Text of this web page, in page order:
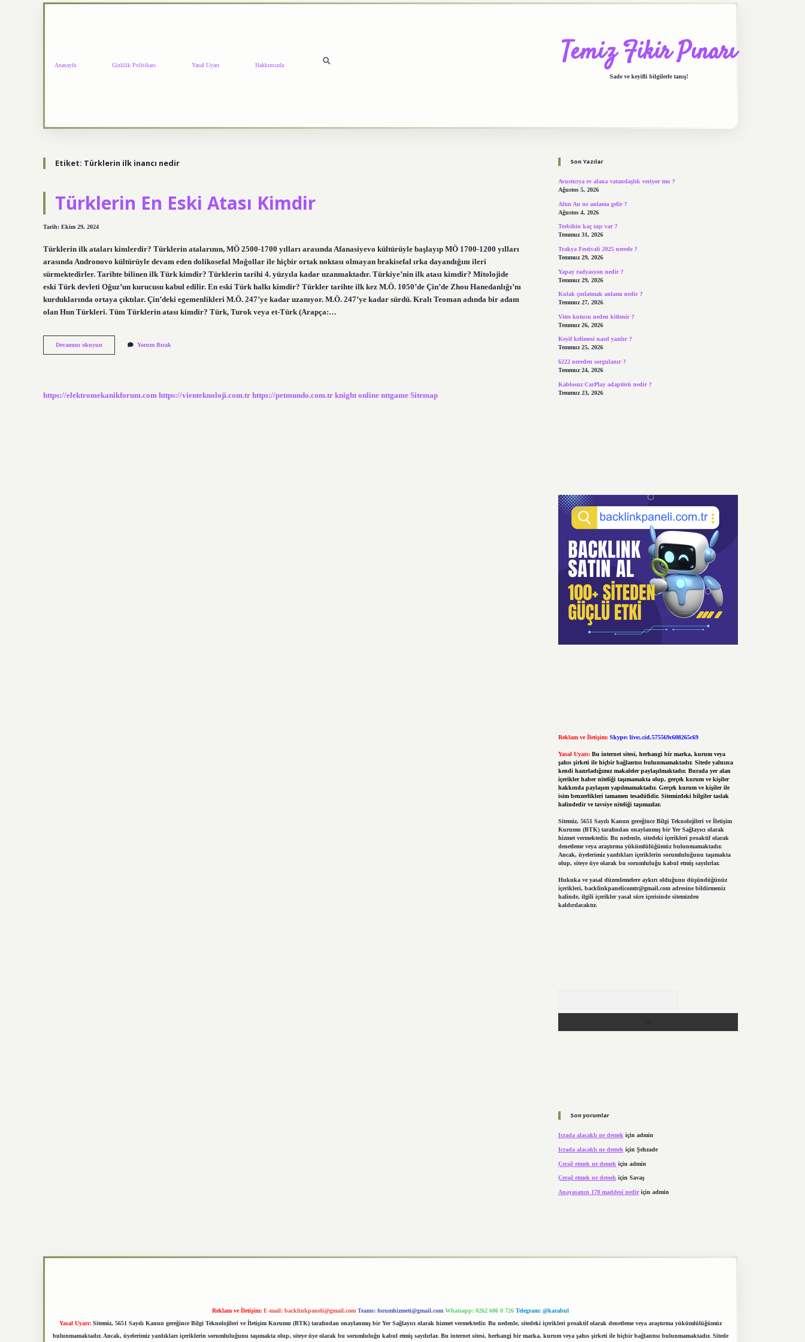
Anasayfa Gizlilik Politikası Yasal Uyarı Hakkımızda Temiz Fikir Pınarı
Sade ve keyifli bilgilerle tanış!
Etiket: Türklerin ilk inancı nedir
Türklerin En Eski Atası Kimdir
Tarih: Ekim 29, 2024
Türklerin ilk ataları kimlerdir? Türklerin atalarının, MÖ 2500-1700 yılları arasında Afanasiyevo kültürüyle başlayıp MÖ 1700-1200 yılları
arasında Andronovo kültürüyle devam eden dolikosefal Moğollar ile hiçbir ortak noktası olmayan brakisefal ırka dayandığını ileri
sürmektedirler. Tarihte bilinen ilk Türk kimdir? Türklerin tarihi 4. yüzyıla kadar uzanmaktadır. Türkiye’nin ilk atası kimdir? Mitolojide
eski Türk devleti Oğuz’un kurucusu kabul edilir. En eski Türk halkı kimdir? Türkler tarihte ilk kez M.Ö. 1050’de Çin’de Zhou Hanedanlığı’nı
kurduklarında ortaya çıktılar. Çin’deki egemenlikleri M.Ö. 247’ye kadar uzanıyor. M.Ö. 247’ye kadar sürdü. Kralı Teoman adında bir adam
olan Hun Türkleri. Tüm Türklerin atası kimdir? Türk, Turok veya et-Türk (Arapça:…
Devamını okuyun
En
Yorum Bırak
https://elektromekanikforum.com https://vienteknoloji.com.tr https://petmundo.com.tr knight online nttgame Sitemap
Son Yazılar
Avusturya ev alana vatandaşlık veriyor mu ?
Ağustos 5, 2026
Altın Au ne anlama gelir ?
Ağustos 4, 2026
Tesbihin kaç taşı var ?
Temmuz 31, 2026
Trakya Festivali 2025 nerede ?
Temmuz 29, 2026
Yapay radyasyon nedir ?
Temmuz 29, 2026
Kulak çınlatmak anlamı nedir ?
Temmuz 27, 2026
Vites kutusu neden kitlenir ?
Temmuz 26, 2026
Keyif kelimesi nasıl yazılır ?
Temmuz 25, 2026
6222 nereden sorgulanır ?
Temmuz 24, 2026
Kablosuz CarPlay adaptörü nedir ?
Temmuz 23, 2026
Reklam ve İletişim: Skype: live:.cid.575569c608265c69
Yasal Uyarı: Bu internet sitesi, herhangi bir marka, kurum veya
şahıs şirketi ile hiçbir bağlantısı bulunmamaktadır. Sitede yalnızca
kendi hazırladığımız makaleler paylaşılmaktadır. Burada yer alan
içerikler haber niteliği taşımamakta olup, gerçek kurum ve kişiler
hakkında paylaşım yapılmamaktadır. Gerçek kurum ve kişiler ile
isim benzerlikleri tamamen tesadüfidir. Sitemizdeki bilgiler taslak
halindedir ve tavsiye niteliği taşımazlar.
Sitemiz, 5651 Sayılı Kanun gereğince Bilgi Teknolojileri ve İletişim
Kurumu (BTK) tarafından onaylanmış bir Yer Sağlayıcı olarak
hizmet vermektedir. Bu nedenle, sitedeki içerikleri proaktif olarak
denetleme veya araştırma yükümlülüğümüz bulunmamaktadır.
Ancak, üyelerimiz yazdıkları içeriklerin sorumluluğunu taşımakta
olup, siteye üye olarak bu sorumluluğu kabul etmiş sayılırlar.
Hukuka ve yasal düzenlemelere aykırı olduğunu düşündüğünüz
içerikleri, backlinkpanelicomtr@gmail.comadresine bildirmeniz
halinde, ilgili içerikler yasal süre içerisinde sitemizden
kaldırılacaktır.
Son yorumlar
Icrada alacaklı ne demekiçin admin
Icrada alacaklı ne demek için Şehzade
Çerağ etmek ne demek için admin
Çerağ etmek ne demek için Savaş
Anayasanın 178 maddesi nediriçin admin
Reklam ve İletişim: E-mail: backlinkpaneli@gmail.com Teams: forumhizmeti@gmail.com Whatsapp: 0262 606 0 726 Telegram: @karabul
Yasal Uyarı: Sitemiz, 5651 Sayılı Kanun gereğince Bilgi Teknolojileri ve İletişim Kurumu (BTK) tarafından onaylanmış bir Yer Sağlayıcı olarak hizmet vermektedir. Bu nedenle, sitedeki içerikleri proaktif olarak denetleme veya araştırma yükümlülüğümüz
bulunmamaktadır. Ancak, üyelerimiz yazdıkları içeriklerin sorumluluğunu taşımakta olup, siteye üye olarak bu sorumluluğu kabul etmiş sayılırlar. Bu internet sitesi, herhangi bir marka, kurum veya şahıs şirketi ile hiçbir bağlantısı bulunmamaktadır. Sitede